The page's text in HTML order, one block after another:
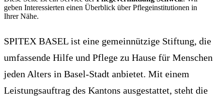
geben Interessierten einen Überblick über Pflegeinstitutionen in
Ihrer Nähe.
SPITEX BASEL ist eine gemeinnützige Stiftung, die
umfassende Hilfe und Pflege zu Hause für Menschen
jeden Alters in Basel-Stadt anbietet. Mit einem
Leistungsauftrag des Kantons ausgestattet, steht die